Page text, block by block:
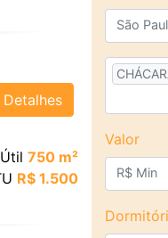
Detalhes
750 m²
R$ 1.500
São
Valor
R$ Min